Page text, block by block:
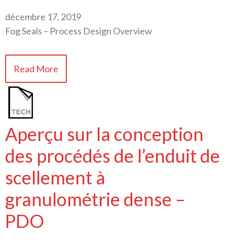
décembre 17, 2019
Fog Seals – Process Design Overview
Read More
Aperçu sur la conception
des procédés de l’enduit de
scellement à
granulométrie dense –
PDO